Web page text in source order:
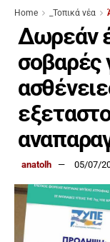
Home _Τοπικά νέα
Δωρεάν
σοβαρές
anatolh 05/07/